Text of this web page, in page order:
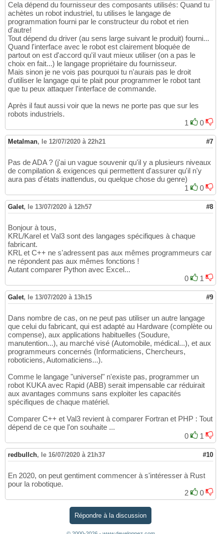
Cela dépend du fournisseur des composants utilisés: Quand tu
achètes un robot industriel, tu utilises le langage de
programmation fourni par le constructeur du robot et rien
d'autre!
Tout dépend du driver (au sens large suivant le produit) fourni...
Quand l'interface avec le robot est clairement bloquée de
partout on est d'accord qu'il vaut mieux utiliser (on a pas le
choix en fait...) le langage propriétaire du fournisseur.
Mais sinon je ne vois pas pourquoi tu n'aurais pas le droit
d'utiliser le langage qui te plait pour programmer le robot tant
que tu peux attaquer l'interface de commande.
Après il faut aussi voir que la news ne porte pas que sur les
robots industriels.
1
0
Metalman, le 12/07/2020 à 22h21 #7
Pas de ADA ? (j'ai un vague souvenir qu'il y a plusieurs niveaux
de compilation & exigences qui permettent d'assurer qu'il n'y
aura pas d'états inattendus, ou quelque chose du genre)
1
0
Galet, le 13/07/2020 à 12h57 #8
Bonjour à tous,
KRL/Karel et Val3 sont des langages spécifiques à chaque
fabricant.
KRL et C++ ne s'adressent pas aux mêmes programmeurs car
ne répondent pas aux mêmes fonctions !
Autant comparer Python avec Excel...
0
1
Galet, le 13/07/2020 à 13h15 #9
Dans nombre de cas, on ne peut pas utiliser un autre langage
que celui du fabricant, qui est adapté au Hardware (complète ou
compense), aux applications habituelles (Soudure,
manutention...), au marché visé (Automobile, médical...), et aux
programmeurs concernés (Informaticiens, Chercheurs,
roboticiens, Automaticiens...).
Comme le langage "universel" n'existe pas, programmer un
robot KUKA avec Rapid (ABB) serait impensable car réduirait
aux avantages communs sans exploiter les capacités
spécifiques de chaque matériel.
Comparer C++ et Val3 revient à comparer Fortran et PHP : Tout
dépend de ce que l'on souhaite ...
0
1
redbullch, le 16/07/2020 à 21h37 #10
En 2020, on peut gentiment commencer à s'intéresser à Rust
pour la robotique.
2
0
Répondre à la discussion